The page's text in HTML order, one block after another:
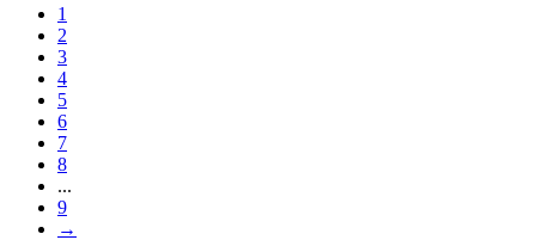
1
2
3
4
5
6
7
8
...
9
→